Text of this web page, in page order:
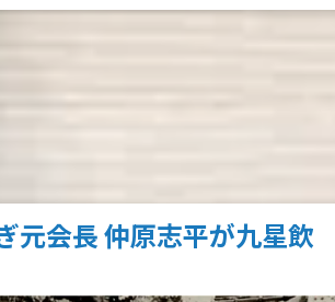
元会長 仲原志平が九星飲